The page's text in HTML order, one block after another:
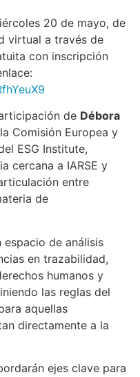
20 de mayo, de
virtual a través de
con inscripción
de Débora
Comisión Europea y
ESG Institute,
cercana a IARSE y
entre
de
de análisis
en trazabilidad,
humanos y
las reglas del
aquellas
directamente a la
ejes clave para